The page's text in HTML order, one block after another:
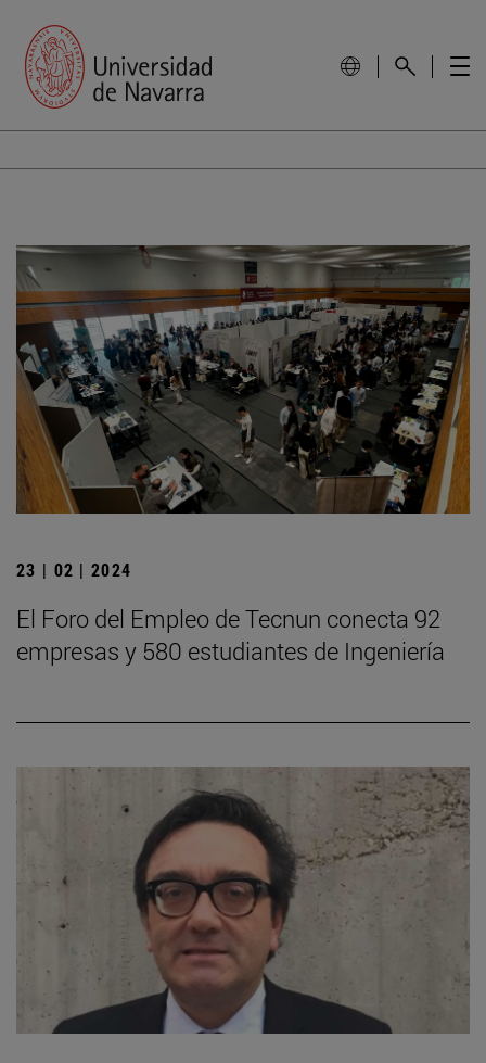
23 | 02 | 2024
El Foro del Empleo de Tecnun conecta 92
empresas y 580 estudiantes de Ingeniería